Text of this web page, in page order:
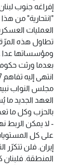
إفراغه جنوب
"انتحارية" من
العمليات
تطاول هذه المرّة
ومؤسساتها عدا
بعدما ورثت
مجلس النواب نبيه
العهد الجديد ما
بالحزب وكل ما
- لا يمكن الربط
على كل
إيران. فلن
المنطقة. فلبنان